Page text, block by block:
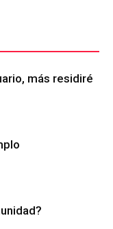
más residiré